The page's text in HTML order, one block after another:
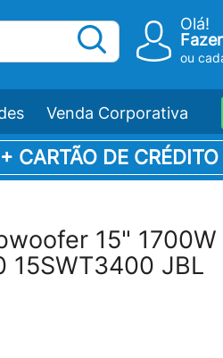
Olá!
ou
Venda Corporativa
CARTÃO DE CRÉDITO
15" 1700W
15SWT3400 JBL